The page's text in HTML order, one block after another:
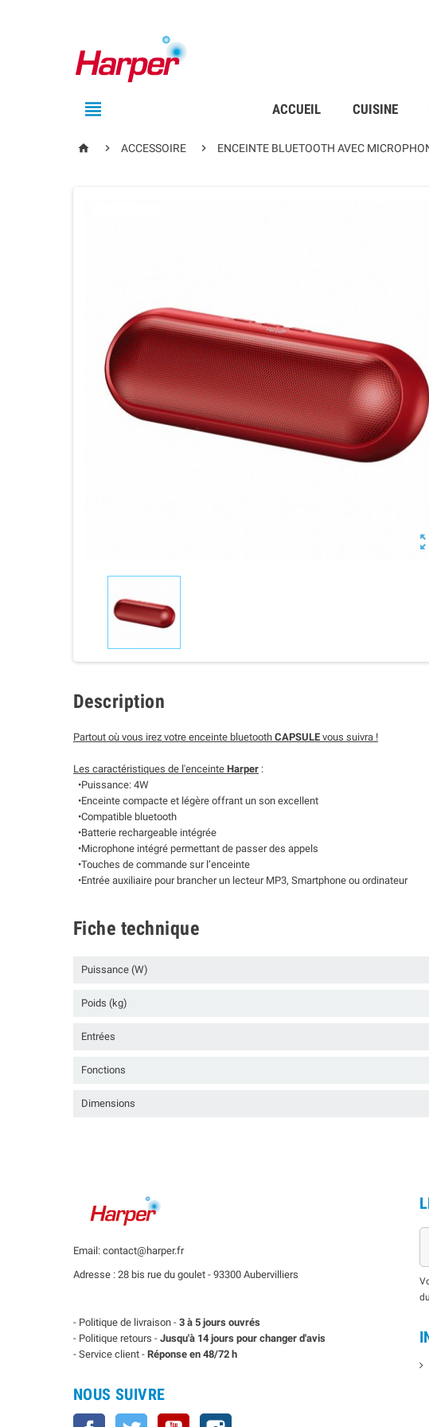
 ACCUEIL CUISINE
  ACCESSOIRE  ENCEINTE BLUETOOTH AVEC
Description
Partout où vous irez votre enceinte bluetooth CAPSULE vous suivra !
Les caractéristiques de l'enceinte Harper :
•Puissance: 4W
•Enceinte compacte et légère offrant un son excellent
•Compatible bluetooth
•Batterie rechargeable intégrée
•Microphone intégré permettant de passer des appels
•Touches de commande sur l’enceinte
•Entrée auxiliaire pour brancher un lecteur MP3, Smartphone ou ordinateur
Fiche technique
Puissance (W)
Poids (kg)
Entrées
Fonctions
Dimensions
Email: contact@harper.fr
Adresse : 28 bis rue du goulet - 93300 Aubervilliers
- Politique de livraison - 3 à 5 jours ouvrés
- Politique retours - Jusqu'à 14 jours pour changer d'avis
- Service client - Réponse en 48/72 h
NOUS SUIVRE
Facebook Twitter YouTube